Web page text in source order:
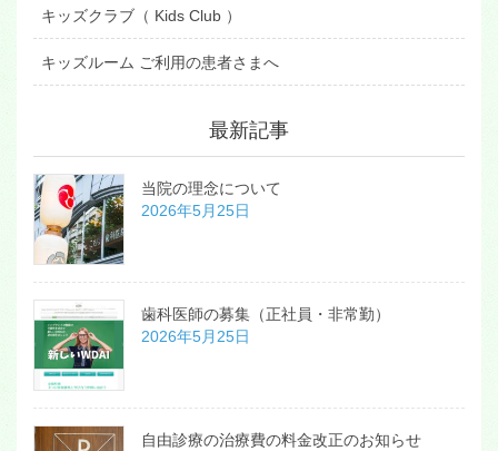
キッズクラブ（ Kids Club ）
キッズルーム ご利用の患者さまへ
最新記事
当院の理念について
2026年5月25日
歯科医師の募集（正社員・非常勤）
2026年5月25日
自由診療の治療費の料金改正のお知らせ